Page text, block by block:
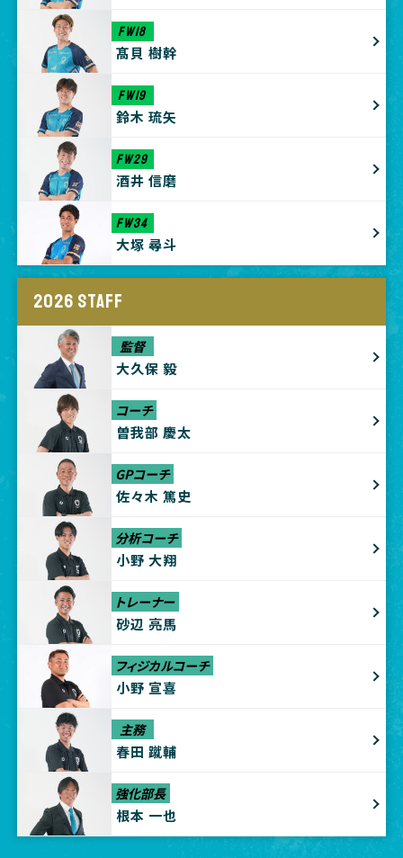
FW18
髙貝 樹幹
FW19
鈴木 琉矢
FW29
酒井 信磨
FW34
大塚 尋斗
2026 STAFF
監督
大久保 毅
コーチ
曽我部 慶太
GPコーチ
佐々木 篤史
分析コーチ
小野 大翔
トレーナー
砂辺 亮馬
フィジカルコーチ
小野 宣喜
主務
春田 蹴輔
強化部長
根本 一也